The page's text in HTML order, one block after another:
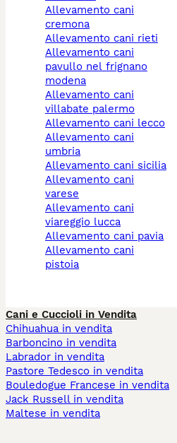
allevamento cani
cremona
allevamento cani rieti
allevamento cani
pavullo nel frignano
modena
allevamento cani
villabate palermo
allevamento cani lecco
allevamento cani
umbria
allevamento cani sicilia
allevamento cani
varese
allevamento cani
viareggio lucca
allevamento cani pavia
allevamento cani
pistoia
Cani e Cuccioli in Vendita
Chihuahua in vendita
Barboncino in vendita
Labrador in vendita
Pastore Tedesco in vendita
Bouledogue Francese in vendita
Jack Russell in vendita
Maltese in vendita